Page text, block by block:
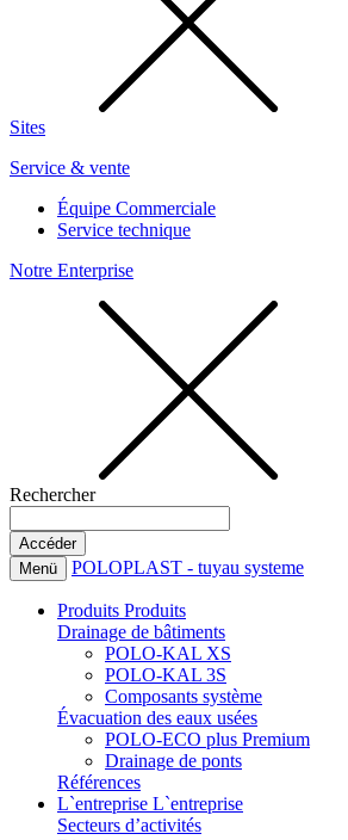
Sites
Service & vente
Équipe Commerciale
Service technique
Notre Enterprise
Rechercher
Menü POLOPLAST - tuyau systeme
Produits Produits
Drainage de bâtiments
POLO-KAL XS
POLO-KAL 3S
Composants système
Évacuation des eaux usées
POLO-ECO plus Premium
Drainage de ponts
Références
L`entreprise L`entreprise
Secteurs d’activités